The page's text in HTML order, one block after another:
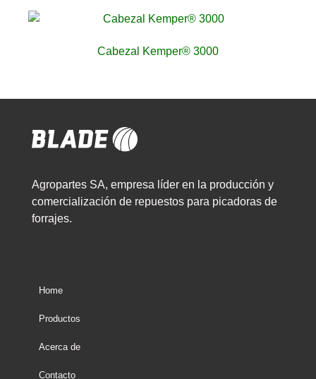
Cabezal Kemper® 3000
Agropartes SA, empresa líder en la producción y
comercialización de repuestos para picadoras de
forrajes.
Home
Productos
Acerca de
Contacto